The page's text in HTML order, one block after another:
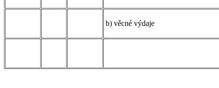
b) věcné výdaje